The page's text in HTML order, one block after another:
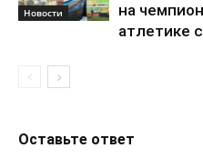
Новости
на
атлетике
Оставьте ответ